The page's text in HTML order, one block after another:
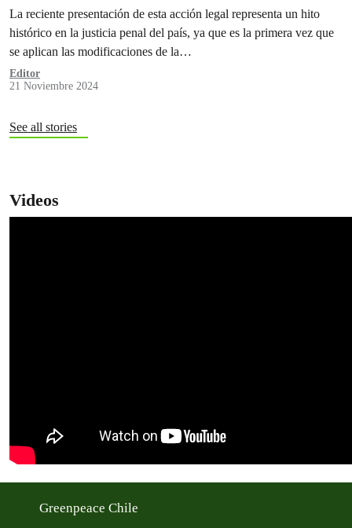
La reciente presentación de esta acción legal representa un hito
histórico en la justicia penal del país, ya que es la primera vez que
se aplican las modificaciones de la…
Editor
21 Noviembre 2024
See all stories
Videos
Greenpeace Chile